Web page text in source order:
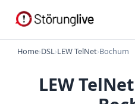
Home›DSL›LEW TelNet›Bochum
LEW